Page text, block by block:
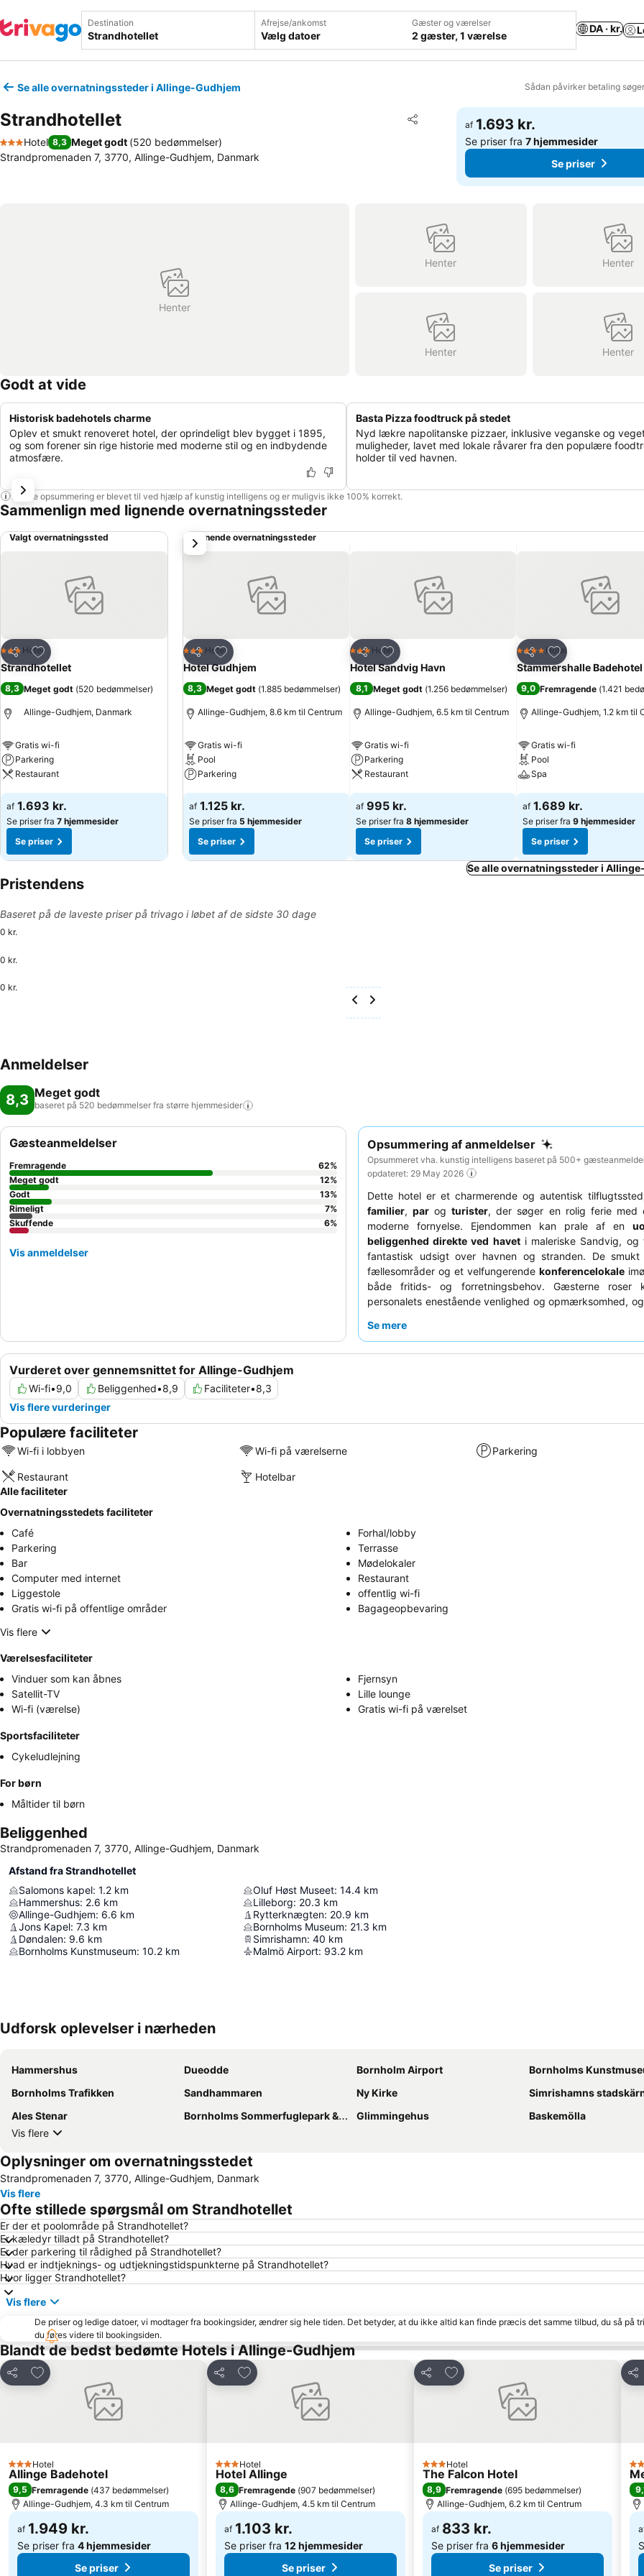
Destination Afrejse/ankomst
Vælg datoer
Gæster og værelser
2 gæster, 1 værelse
DA · kr.
Se alle overnatningssteder i Allinge-Gudhjem Sådan påvirker betaling
Strandhotellet Del
Føj til favoritter
3 Stjerner
Hotel 8,3 Meget godt (520 bedømmelser)
Strandpromenaden 7, 3770, Allinge-Gudhjem, Danmark
af 1.693 kr.
Se priser fra7 hjemmesider
Se priser
Henter
Henter Henter
Henter Henter
Godt at vide
Historisk badehotels charme
Oplev et smukt renoveret hotel, der oprindeligt blev bygget i 1895,
og som forener sin rige historie med moderne stil og en indbydende
atmosfære.
Basta Pizza foodtruck på stedet
Nyd lækre napolitanske pizzaer, inklusive veganske og
muligheder, lavet med lokale råvarer fra den populære
holder til ved havnen.
Denne opsummering er blevet til ved hjælp af kunstig intelligens og er muligvis ikke 100% korrekt.
Sammenlign med lignende overnatningssteder
Valgt overnatningssted
Del
Føj til favoritter
3 Stjerner
Hotel
Strandhotellet
8,3 Meget godt (520 bedømmelser)
Allinge-Gudhjem, Danmark
Gratis wi-fi
Parkering
Restaurant
Se priser
af 1.693 kr.
Se priser fra 7 hjemmesider
Se priser
Lignende overnatningssteder
Del
Føj til favoritter
3 Stjerner
Hotel
Hotel Gudhjem
8,3 Meget godt (1.885 bedømmelser)
Allinge-Gudhjem, 8.6 km til Centrum
Gratis wi-fi
Pool
Parkering
Se priser
af 1.125 kr.
Se priser fra 5 hjemmesider
Se priser
Del
Føj til favoritter
3 Stjerner
Hotel
Hotel Sandvig Havn
8,1 Meget godt (1.256 bedømmelser)
Allinge-Gudhjem, 6.5 km til Centrum
Gratis wi-fi
Parkering
Restaurant
Se priser
af 995 kr.
Se priser fra 8 hjemmesider
Se priser
Del
Føj til favoritter
4 StjernerHotel
Stammershalle Badehotel
9,0 Fremragende (1.421
Allinge-Gudhjem, 1.2 km til
Gratis wi-fi
Pool
Spa
Se priser
af 1.689 kr.
Se priser fra 9 hjemmesider
Se priser
næste
Se alle overnatningssteder i
Pristendens
Baseret på de laveste priser på trivago i løbet af de sidste 30 dage
0 kr.
0 kr.
0 kr.
Anmeldelser
8,3 Meget godt
baseret på 520 bedømmelser fra større hjemmesider
Opsummering af anmeldelser
Opsummeret vha. kunstig intelligens baseret på 500+
opdateret: 29 May 2026
Dette hotel er et charmerende og autentisk
familier,par ogturister, der søger en rolig ferie med
moderne fornyelse. Ejendommen kan prale af en
beliggenhed direkte ved haveti maleriske Sandvig, og
fantastisk udsigt over havnen og stranden. De smukt
fællesområder og et velfungerende konferencelokale
både fritids- og forretningsbehov. Gæsterne roser
personalets enestående venlighed og opmærksomhed,
uforglemmelig oplevelse kan du overveje at booke et
Se mere
Vurderet over gennemsnittet for Allinge-Gudhjem
Wi-fi•9,0 Beliggenhed•8,9 Faciliteter•8,3
Vis flere vurderinger
Gæsteanmeldelser
Fremragende 62%
Meget godt
12%
Godt
13%
Rimeligt
7%
Skuffende
6%
Vis anmeldelser
Populære faciliteter
Wi-fi i lobbyen Wi-fi på værelserne Parkering
Restaurant
Hotelbar
Alle faciliteter
Overnatningsstedets faciliteter
Café
Forhal/lobby
Parkering
Terrasse
Bar
Mødelokaler
Computer med internet
Restaurant
Liggestole
offentlig wi-fi
Gratis wi-fi på offentlige områder
Bagageopbevaring
Vis flere
Værelsesfaciliteter
Vinduer som kan åbnes
Fjernsyn
Satellit-TV
Lille lounge
Wi-fi (værelse)
Gratis wi-fi på værelset
Sportsfaciliteter
Cykeludlejning
For børn
Måltider til børn
Beliggenhed
Strandpromenaden 7, 3770, Allinge-Gudhjem, Danmark
Afstand fra Strandhotellet
Salomons kapel: 1.2 km
Hammershus: 2.6 km
Allinge-Gudhjem: 6.6 km
Jons Kapel: 7.3 km
Døndalen: 9.6 km
Bornholms Kunstmuseum: 10.2 km
Oluf Høst Museet: 14.4 km
Lilleborg: 20.3 km
Rytterknægten: 20.9 km
Bornholms Museum: 21.3 km
Simrishamn: 40 km
Malmö Airport: 93.2 km
Udforsk oplevelser i nærheden
Hammershus Dueodde Bornholm Airport
Bornholms
Bornholms Trafikken
Sandhammaren Ny Kirke
Simrishamns
Ales Stenar
Bornholms Sommerfuglepark & Tropeland Glimmingehus
Baskemölla
Vis flere
Oplysninger om overnatningsstedet
Strandpromenaden 7, 3770, Allinge-Gudhjem, Danmark
Vis flere
Ofte stillede spørgsmål om Strandhotellet
Er der et poolområde på Strandhotellet?
Er kæledyr tilladt på Strandhotellet?
Er der parkering til rådighed på Strandhotellet?
Hvad er indtjeknings- og udtjekningstidspunkterne på Strandhotellet?
Hvor ligger Strandhotellet?
Vis flere
De priser og ledige datoer, vi modtager fra bookingsider, ændrer sig hele tiden. Det betyder, at du ikke altid kan finde præcis det samme tilbud, du så på
du føres videre til bookingsiden.
Blandt de bedst bedømte Hotels i Allinge-Gudhjem
Del
Føj til favoritter
3 Stjerner
Hotel
Allinge Badehotel
9,5 Fremragende (437 bedømmelser)
Allinge-Gudhjem, 4.3 km til Centrum
af 1.949 kr.
Se priser fra 4 hjemmesider
Se priser
Del
Føj til favoritter
3 Stjerner
Hotel
Hotel Allinge
8,6 Fremragende (907 bedømmelser)
Allinge-Gudhjem, 4.5 km til Centrum
af 1.103 kr.
Se priser fra 12 hjemmesider
Se priser
Del
Føj til favoritter
3 Stjerner
Hotel
The Falcon Hotel
8,9 Fremragende (695 bedømmelser)
Allinge-Gudhjem, 6.2 km til Centrum
af 833 kr.
Se priser fra 6 hjemmesider
Se priser
Del
3